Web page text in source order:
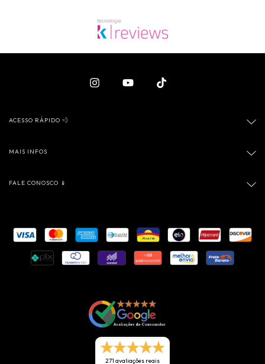
ACESSO RÁPIDO 💨
MAIS INFOS
FALE CONOSCO 📱
271 avaliações reais